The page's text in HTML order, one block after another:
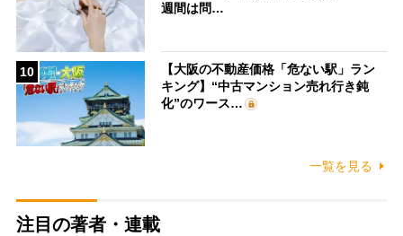
週間は問…
10
【大阪の不動産価格「危ない駅」ラン
キング】“中古マンション売れ行き鈍
化”のワース…
一覧を見る
注目の著者・連載